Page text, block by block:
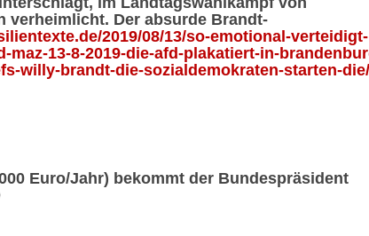
verheimlicht. Der absurde Brandt-
2019/08/13/so-emotional-verteidigt-
13-8-2019-die-afd-plakatiert-in-
willy-brandt-die-sozialdemokraten-starten-die/
Euro/Jahr) bekommt der Bundespräsident